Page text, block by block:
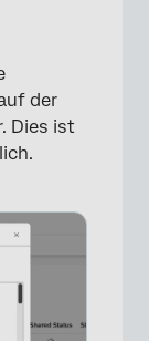
der
Dies ist